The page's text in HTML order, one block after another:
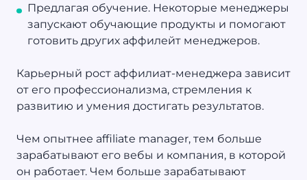
Предлагая обучение. Некоторые менеджеры
запускают обучающие продукты и помогают
готовить других аффилейт менеджеров.
Карьерный рост аффилиат-менеджера зависит
от его профессионализма, стремления к
развитию и умения достигать результатов.
Чем опытнее affiliate manager, тем больше
зарабатывают его вебы и компания, в которой
он работает. Чем больше зарабатывают